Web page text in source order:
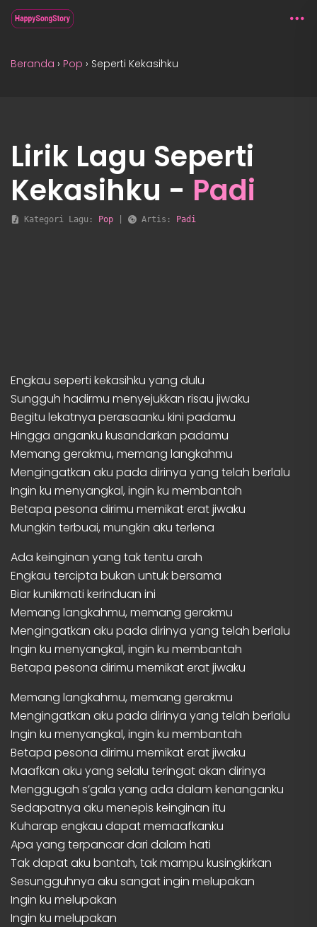
Beranda › Pop › Seperti Kekasihku
Lirik Lagu Seperti
Kekasihku - Padi
Kategori Lagu: Pop Artis: Padi
Engkau seperti kekasihku yang dulu
Sungguh hadirmu menyejukkan risau jiwaku
Begitu lekatnya perasaanku kini padamu
Hingga anganku kusandarkan padamu
Memang gerakmu, memang langkahmu
Mengingatkan aku pada dirinya yang telah berlalu
Ingin ku menyangkal, ingin ku membantah
Betapa pesona dirimu memikat erat jiwaku
Mungkin terbuai, mungkin aku terlena
Ada keinginan yang tak tentu arah
Engkau tercipta bukan untuk bersama
Biar kunikmati kerinduan ini
Memang langkahmu, memang gerakmu
Mengingatkan aku pada dirinya yang telah berlalu
Ingin ku menyangkal, ingin ku membantah
Betapa pesona dirimu memikat erat jiwaku
Memang langkahmu, memang gerakmu
Mengingatkan aku pada dirinya yang telah berlalu
Ingin ku menyangkal, ingin ku membantah
Betapa pesona dirimu memikat erat jiwaku
Maafkan aku yang selalu teringat akan dirinya
Menggugah s’gala yang ada dalam kenanganku
Sedapatnya aku menepis keinginan itu
Kuharap engkau dapat memaafkanku
Apa yang terpancar dari dalam hati
Tak dapat aku bantah, tak mampu kusingkirkan
Sesungguhnya aku sangat ingin melupakan
Ingin ku melupakan
Ingin ku melupakan